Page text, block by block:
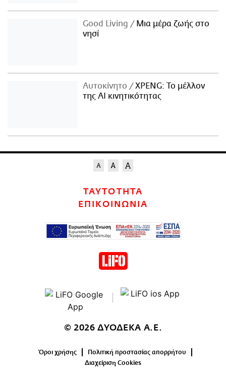
Good Living
Μια μέρα ζωής στο
νησί
Αυτοκίνητο
XPENG: Το μέλλον
της AI κινητικότητας
ΤΑΥΤΟΤΗΤΑ
ΕΠΙΚΟΙΝΩΝΙΑ
© 2026 ΔΥΟΔΕΚΑ Α.Ε.
Όροι χρήσης
Πολιτική προστασίας απορρήτου
Διαχείριση Cookies